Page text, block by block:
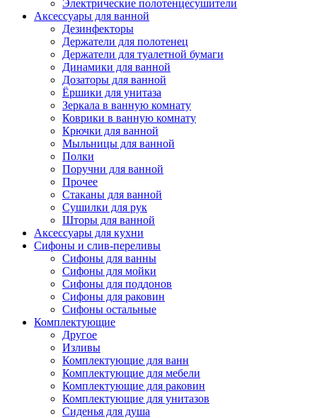
Электрические полотенцесушители
Аксессуары для ванной
Дезинфекторы
Держатели для полотенец
Держатели для туалетной бумаги
Динамики для ванной
Дозаторы для ванной
Ёршики для унитаза
Зеркала в ванную комнату
Коврики в ванную комнату
Крючки для ванной
Мыльницы для ванной
Полки
Поручни для ванной
Прочее
Стаканы для ванной
Сушилки для рук
Шторы для ванной
Аксессуары для кухни
Сифоны и слив-переливы
Сифоны для ванны
Сифоны для мойки
Сифоны для поддонов
Сифоны для раковин
Сифоны остальные
Комплектующие
Другое
Изливы
Комплектующие для ванн
Комплектующие для мебели
Комплектующие для раковин
Комплектующие для унитазов
Сиденья для душа